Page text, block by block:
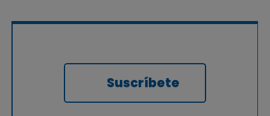
Suscríbete